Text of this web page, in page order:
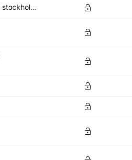
Diluted net income available to common stockholders